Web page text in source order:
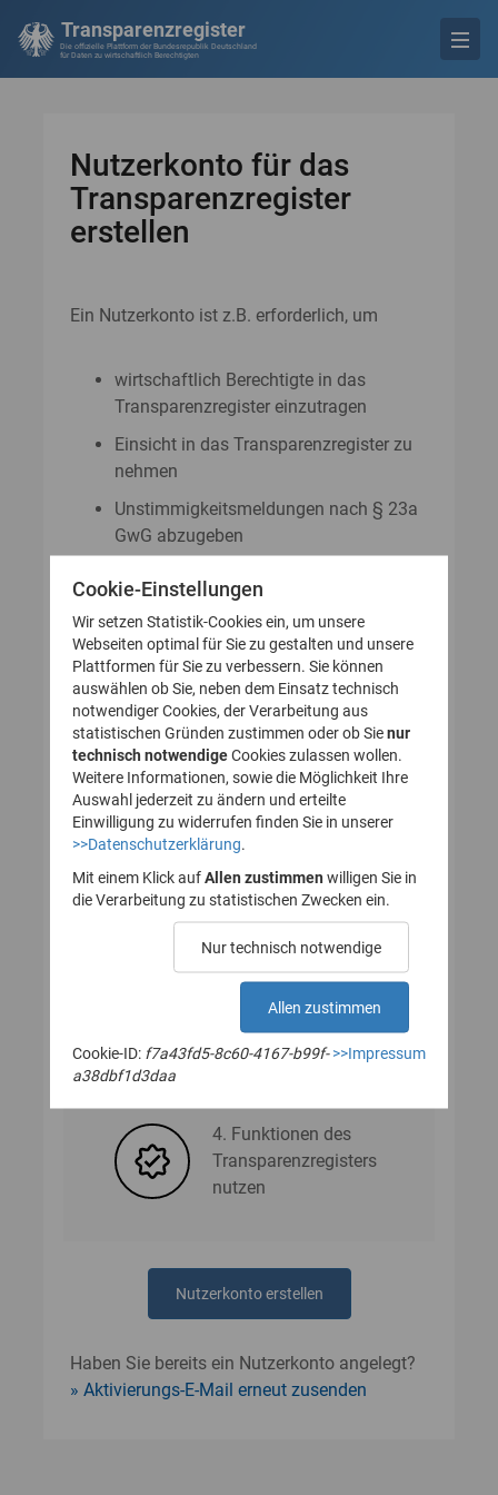
Transparenzregister
Die offizielle Plattform der Bundesrepublik Deutschland
für Daten zu wirtschaftlich Berechtigten
Nutzerkonto für das
Transparenzregister
erstellen
Ein Nutzerkonto ist z.B. erforderlich, um
wirtschaftlich Berechtigte in das
Transparenzregister einzutragen
Einsicht in das Transparenzregister zu
nehmen
Unstimmigkeitsmeldungen nach § 23a
GwG abzugeben
GwG zu stellen
So legen Sie Ihr Nutzerkonto für
das Transparenzregister an
(Registrierung):
1. Nutzerkonto erstellen
des Nutzerkontos
bestätigen
3. Nutzerdaten angeben
4. Funktionen des
Transparenzregisters
nutzen
Nutzerkonto erstellen
Haben Sie bereits ein Nutzerkonto angelegt?
Aktivierungs-E-Mail erneut zusenden
Cookie-Einstellungen
Wir setzen Statistik-Cookies ein, um unsere
Webseiten optimal für Sie zu gestalten und unsere
Plattformen für Sie zu verbessern. Sie können
auswählen ob Sie, neben dem Einsatz technisch
notwendiger Cookies, der Verarbeitung aus
statistischen Gründen zustimmen oder ob Sienur
technisch notwendigeCookies zulassen wollen.
Weitere Informationen, sowie die Möglichkeit Ihre
Auswahl jederzeit zu ändern und erteilte
Einwilligung zu widerrufen finden Sie in unserer
>>Datenschutzerklärung
Mit einem Klick auf Allen zustimmen willigen Sie in
die Verarbeitung zu statistischen Zwecken ein.
Nur technisch notwendige
Allen zustimmen
Cookie-ID: f7a43fd5-8c60-4167-b99f-
a38dbf1d3daa
>>Impressum